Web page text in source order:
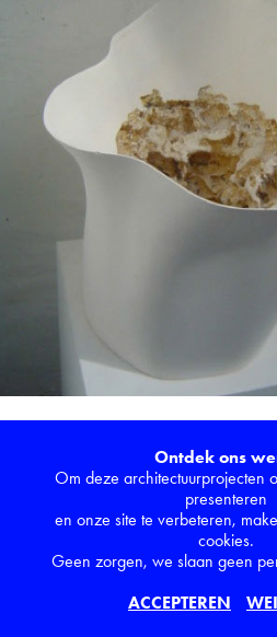
Stronk
2006
©2025 Roland Decorte-
Ontdek ons
Om deze architectuurprojecten
presenteren
en onze site te verbeteren,
cookies.
Geen zorgen, we slaan geen
ACCEPTEREN